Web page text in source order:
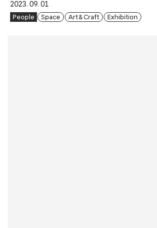
2023. 09. 01
People Space Art & Craft Exhibition